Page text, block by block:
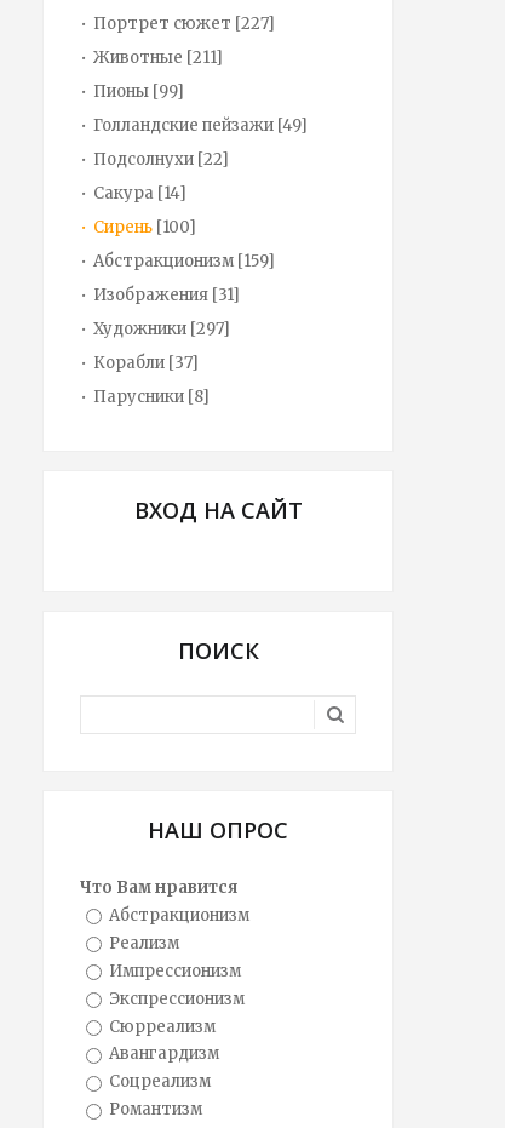
Портрет сюжет [227]
Животные [211]
Пионы [99]
Голландские пейзажи [49]
Подсолнухи [22]
Сакура [14]
Сирень [100]
Абстракционизм [159]
Изображения [31]
Художники [297]
Корабли [37]
Парусники [8]
ВХОД НА САЙТ
ПОИСК
НАШ ОПРОС
Что Вам нравится
Абстракционизм
Реализм
Импрессионизм
Экспрессионизм
Сюрреализм
Авангардизм
Соцреализм
Романтизм